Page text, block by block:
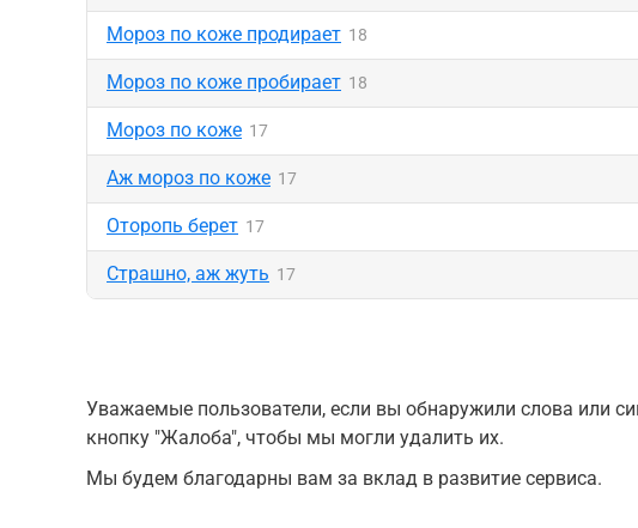
Мороз по коже продирает 18
Мороз по коже пробирает 18
Мороз по коже 17
Аж мороз по коже 17
Оторопь берет 17
Страшно, аж жуть 17
Уважаемые пользователи, если вы обнаружили слова или
кнопку "Жалоба", чтобы мы могли удалить их.
Мы будем благодарны вам за вклад в развитие сервиса.